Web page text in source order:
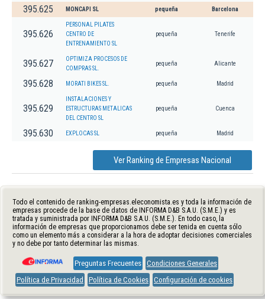
395.625 MONCAPI SL pequeña Barcelona
395.626
PERSONAL PILATES
CENTRO DE
ENTRENAMIENTO SL
pequeña Tenerife
395.627
OPTIMIZA PROCESOS DE
COMPRAS SL.
pequeña Alicante
395.628 MORATI BIKES SL. pequeña Madrid
395.629
INSTALACIONES Y
ESTRUCTURAS METALICAS
DEL CENTRO SL
pequeña Cuenca
395.630 EXPLOCAS SL pequeña Madrid
Ver Ranking de Empresas Nacional
Todo el contenido de ranking-empresas.eleconomista.es y toda la información de
empresas procede de la base de datos de INFORMA D&B S.A.U. (S.M.E.) y es
tratada y suministrada por INFORMA D&B S.A.U. (S.M.E.). En todo caso, la
información de empresas que proporcionamos debe ser tenida en cuenta sólo
como un elemento más a considerar a la hora de adoptar decisiones comerciales
y no debe por tanto determinar las mismas.
Preguntas Frecuentes Condiciones Generales
Política de Privacidad
Política de Cookies Configuración de cookies